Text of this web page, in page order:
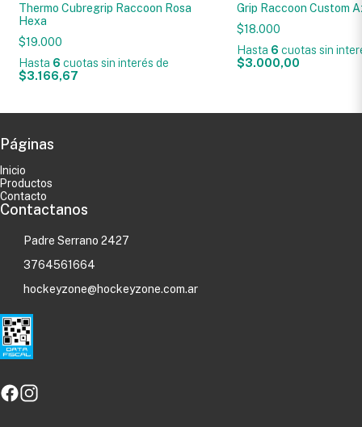
Thermo Cubregrip Raccoon Rosa
Hexa
$19.000
Hasta 6 cuotas sin interés de
$3.166,67
Grip Raccoon Custom
$18.000
Hasta 6 cuotas sin
$3.000,00
Páginas
Inicio
Productos
Contacto
Contactanos
Padre Serrano 2427
3764561664
hockeyzone@hockeyzone.com.ar